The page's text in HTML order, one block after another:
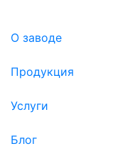
О заводе
Продукция
Услуги
Блог